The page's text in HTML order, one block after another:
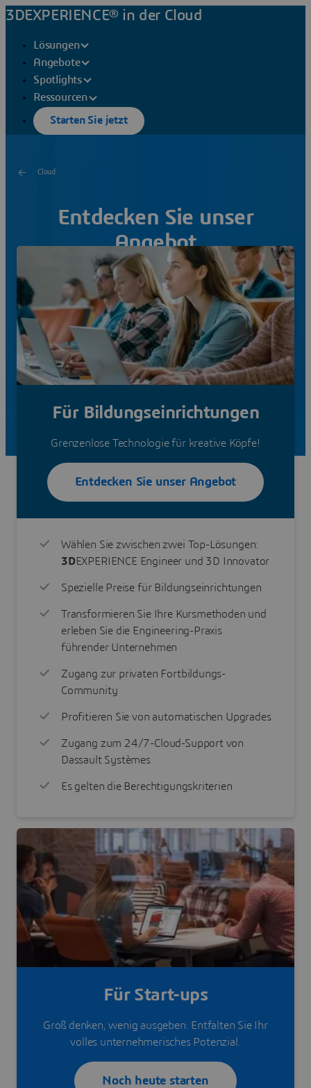
3DEXPERIENCE® in der Cloud
Lösungen
Angebote
Spotlights
Ressourcen
Starten Sie jetzt
Cloud
Entdecken Sie unser
Angebot
Finden Sie das passende Angebot für Ihren Bedarf und
starten Sie noch heute
Für Bildungseinrichtungen
Grenzenlose Technologie für kreative Köpfe!
Entdecken Sie unser Angebot
Wählen Sie zwischen zwei Top-Lösungen:
3DEXPERIENCE Engineer und 3D Innovator
Spezielle Preise für Bildungseinrichtungen
Transformieren Sie Ihre Kursmethoden und
erleben Sie die Engineering-Praxis
führender Unternehmen
Zugang zur privaten Fortbildungs-
Community
Profitieren Sie von automatischen Upgrades
Zugang zum 24/7-Cloud-Support von
Dassault Systèmes
Es gelten die Berechtigungskriterien
Für Start-ups
Groß denken, wenig ausgeben. Entfalten Sie Ihr
volles unternehmerisches Potenzial.
Noch heute starten